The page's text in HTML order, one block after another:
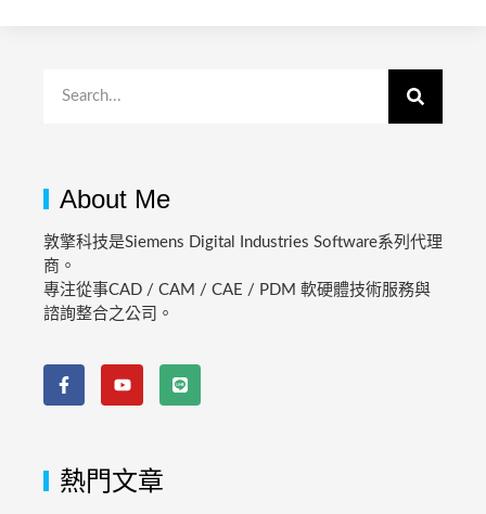
About Me
敦擎科技是Siemens Digital Industries Software系列代理
商。
專注從事CAD / CAM / CAE / PDM 軟硬體技術服務與
諮詢整合之公司。
熱門文章